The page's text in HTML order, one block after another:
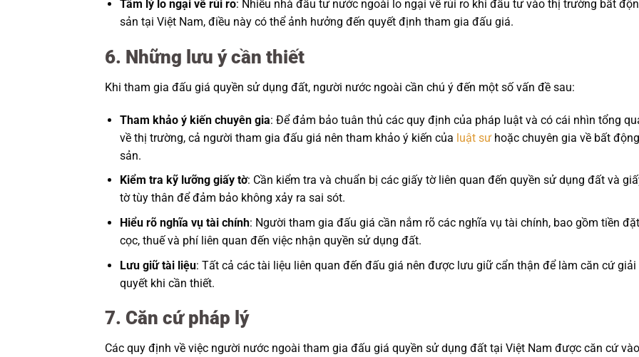
Tâm lý lo ngại về rủi ro: Nhiều nhà đầu tư nước ngoài lo ngại về rủi ro khi đầu tư vào thị trường bất
sản tại Việt Nam, điều này có thể ảnh hưởng đến quyết định tham gia đấu giá.
6. Những lưu ý cần thiết
Khi tham gia đấu giá quyền sử dụng đất, người nước ngoài cần chú ý đến một số vấn đề sau:
Tham khảo ý kiến chuyên gia: Để đảm bảo tuân thủ các quy định của pháp luật và có cái nhìn tổng
về thị trường, cả người tham gia đấu giá nên tham khảo ý kiến của luật sưhoặc chuyên gia về bất động
sản.
Kiểm tra kỹ lưỡng giấy tờ: Cần kiểm tra và chuẩn bị các giấy tờ liên quan đến quyền sử dụng đất và
tờ tùy thân để đảm bảo không xảy ra sai sót.
Hiểu rõ nghĩa vụ tài chính: Người tham gia đấu giá cần nắm rõ các nghĩa vụ tài chính, bao gồm tiền đặt
cọc, thuế và phí liên quan đến việc nhận quyền sử dụng đất.
Lưu giữ tài liệu: Tất cả các tài liệu liên quan đến đấu giá nên được lưu giữ cẩn thận để làm căn cứ giải
quyết khi cần thiết.
7. Căn cứ pháp lý
Các quy định về việc người nước ngoài tham gia đấu giá quyền sử dụng đất tại Việt Nam được căn cứ vào